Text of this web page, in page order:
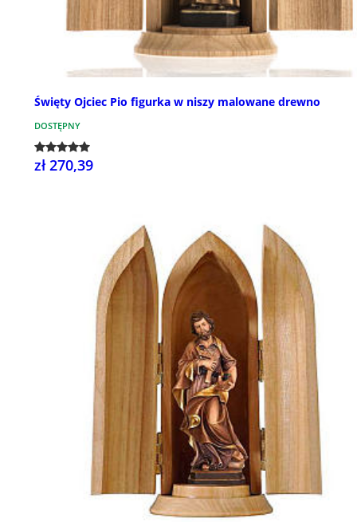
Święty Ojciec Pio figurka w niszy malowane drewno
DOSTĘPNY
zł 270,39